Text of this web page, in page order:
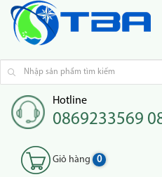
Hotline
0869233569
Giỏ hàng 0